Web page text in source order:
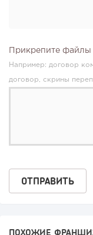
Прикрепите
Например: договор
договор, скрины
ПОХОЖИЕ